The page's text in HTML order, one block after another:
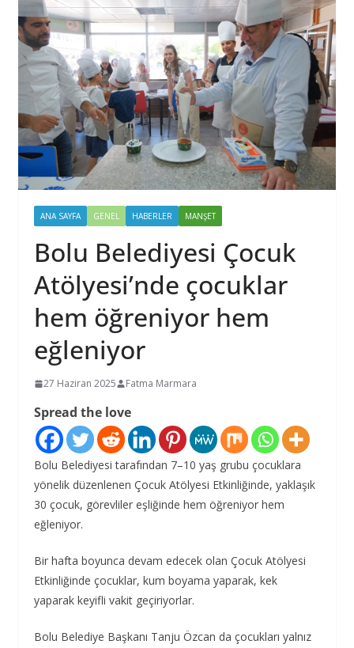
ANA SAYFA GENEL HABERLER MANŞET
Bolu Belediyesi Çocuk
Atölyesi’nde çocuklar
hem öğreniyor hem
eğleniyor
27 Haziran 2025 Fatma Marmara
Spread the love
Bolu Belediyesi tarafından 7–10 yaş grubu çocuklara
yönelik düzenlenen Çocuk Atölyesi Etkinliğinde, yaklaşık
30 çocuk, görevliler eşliğinde hem öğreniyor hem
eğleniyor.
Bir hafta boyunca devam edecek olan Çocuk Atölyesi
Etkinliğinde çocuklar, kum boyama yaparak, kek
yaparak keyifli vakit geçiriyorlar.
Bolu Belediye Başkanı Tanju Özcan da çocukları yalnız